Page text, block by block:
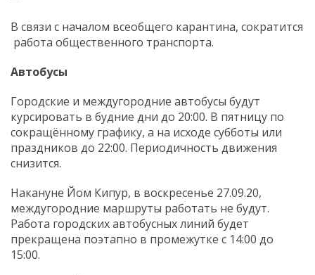
В связи с началом всеобщего карантина, сократится
работа общественного транспорта.
Автобусы
Городские и междугородние автобусы будут
курсировать в будние дни до 20:00. В пятницу по
сокращённому графику, а на исходе субботы или
праздников до 22:00. Периодичность движения
снизится.
Накануне Йом Кипур, в воскресенье 27.09.20,
междугородние маршруты работать не будут.
Работа городских автобусных линий будет
прекращена поэтапно в промежутке с 14:00 до
15:00.